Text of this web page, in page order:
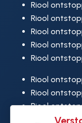
Riool
Riool
Riool
Riool
Riool
Riool
Riool
Riool
Riool